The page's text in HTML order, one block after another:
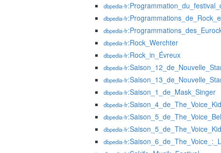
dbpedia-fr
dbpedia-fr
dbpedia-fr
dbpedia-fr:Rock_Werchter
dbpedia-fr:Rock_in_Évreux
dbpedia-fr
dbpedia-fr
dbpedia-fr:Saison_1_de_Mask_Singer
dbpedia-fr
dbpedia-fr
dbpedia-fr
dbpedia-fr